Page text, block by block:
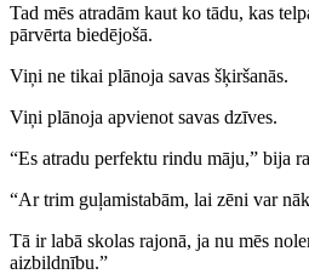
Tad mēs atradām kaut ko tādu, kas
pārvērta biedējošā.
Viņi ne tikai plānoja savas šķiršanās.
Viņi plānoja apvienot savas dzīves.
“Es atradu perfektu rindu māju,” bija
“Ar trim guļamistabām, lai zēni var
Tā ir labā skolas rajonā, ja nu mēs
aizbildnību.”